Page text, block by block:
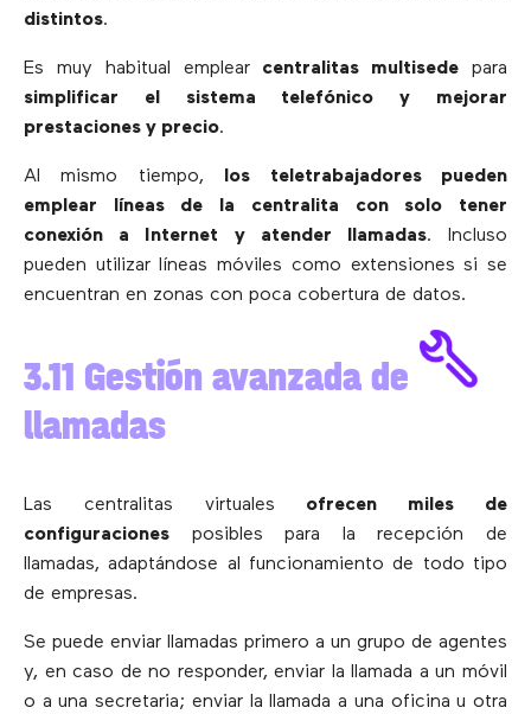
distintos.
Es muy habitual emplear centralitas multisede para
simplificar el sistema telefónico y mejorar
prestaciones y precio.
Al mismo tiempo, los teletrabajadores pueden
emplear líneas de la centralita con solo tener
conexión a Internet y atender llamadas. Incluso
pueden utilizar líneas móviles como extensiones si se
encuentran en zonas con poca cobertura de datos.
3.11 Gestión avanzada de
llamadas
Las centralitas virtuales ofrecen miles de
configuraciones posibles para la recepción de
llamadas, adaptándose al funcionamiento de todo tipo
de empresas.
Se puede enviar llamadas primero a un grupo de agentes
y, en caso de no responder, enviar la llamada a un móvil
o a una secretaria; enviar la llamada a una oficina u otra